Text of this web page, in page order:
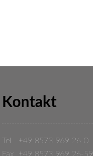
Kontakt
Tel. +49 8573 969 26-0
Fax. +49 8573 969 26-59